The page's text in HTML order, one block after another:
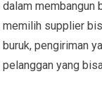
dalam membangun
memilih supplier
buruk, pengiriman
pelanggan yang